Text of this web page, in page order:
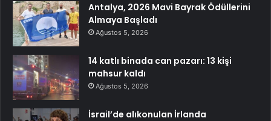
Antalya, 2026 Mavi Bayrak Ödüllerini
Almaya Başladı
Ağustos 5, 2026
14 katlı binada can pazarı: 13 kişi
mahsur kaldı
Ağustos 5, 2026
İsrail’de alıkonulan İrlanda